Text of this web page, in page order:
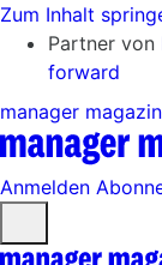
Zum Inhalt
Partner von
forward
manager magazin
Anmelden
öffnen